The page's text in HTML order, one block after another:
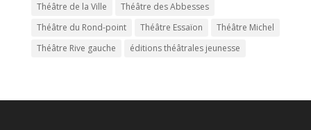
Théâtre de la Ville
Théâtre des Abbesses
Théâtre du Rond-point
Théâtre Essaïon
Théâtre Michel
Théâtre Rive gauche
éditions théâtrales jeunesse